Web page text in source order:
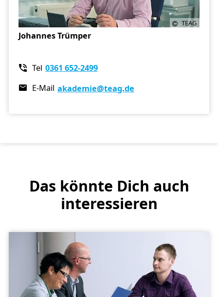
TEAG
Johannes Trümper
Tel 0361 652-2499
E-Mail akademie@teag.de
Das könnte Dich auch
interessieren